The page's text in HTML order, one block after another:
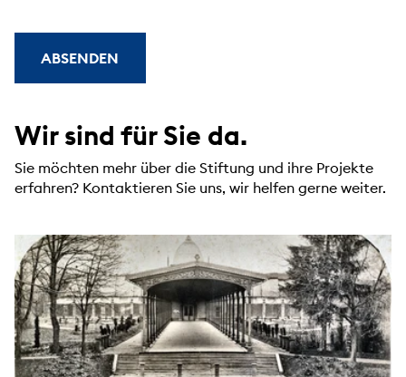
ABSENDEN
Wir sind für Sie da.
Sie möchten mehr über die Stiftung und ihre Projekte
erfahren? Kontaktieren Sie uns, wir helfen gerne weiter.